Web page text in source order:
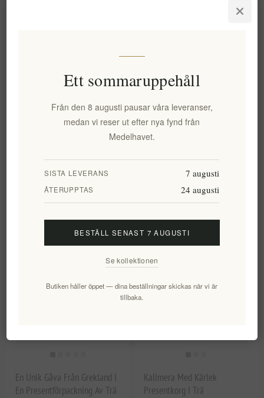
Presentförpackning I Trä Med
Grekisk Touch
602,00 kr exkl moms
Presentförpackning I Trä
Navarino-Ikoner - 6 Artiklar
EL322
1 093,46 kr exkl moms
En Unik Gåva Från Grekland I
En Presentförpackning Av Trä
Kalimera Med Kärlek
Presentkorg I Trä
Ett sommaruppehåll
Från den 8 augusti pausar våra leveranser,
medan vi reser ut efter nya fynd från
Medelhavet.
SISTA LEVERANS 7 augusti
ÅTERUPPTAS 24 augusti
BESTÄLL SENAST 7 AUGUSTI
Se kollektionen
Butiken håller öppet — dina beställningar skickas när vi är
tillbaka.